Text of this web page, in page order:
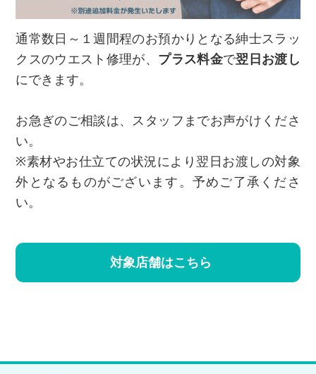
通常数日～１週間程のお預かりとなる紳士スラッ
クスのウエスト修理が、 プラス料金で翌日お渡し
にできます。
お急ぎのご相談は、スタッフまでお声がけくださ
い。
※素材やお仕立ての状況により翌日お渡しの対象
外となるものがございます。予めご了承くださ
い。
対象店舗はこちら